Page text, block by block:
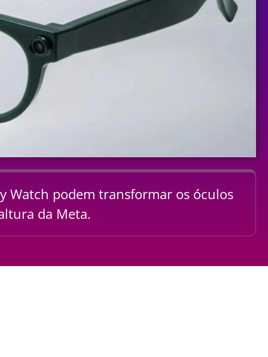
Watch podem transformar os óculos
da Meta.